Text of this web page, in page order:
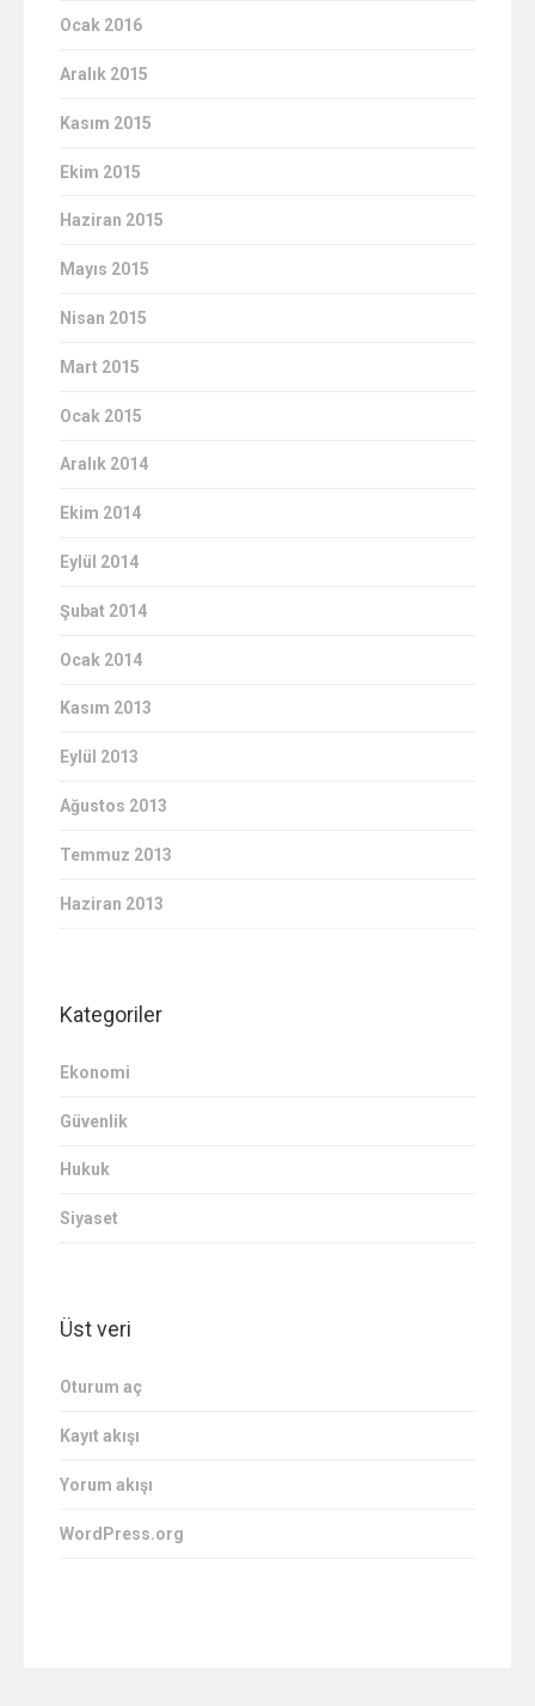
Ocak 2016
Aralık 2015
Kasım 2015
Ekim 2015
Haziran 2015
Mayıs 2015
Nisan 2015
Mart 2015
Ocak 2015
Aralık 2014
Ekim 2014
Eylül 2014
Şubat 2014
Ocak 2014
Kasım 2013
Eylül 2013
Ağustos 2013
Temmuz 2013
Haziran 2013
Kategoriler
Ekonomi
Güvenlik
Hukuk
Siyaset
Üst veri
Oturum aç
Kayıt akışı
Yorum akışı
WordPress.org